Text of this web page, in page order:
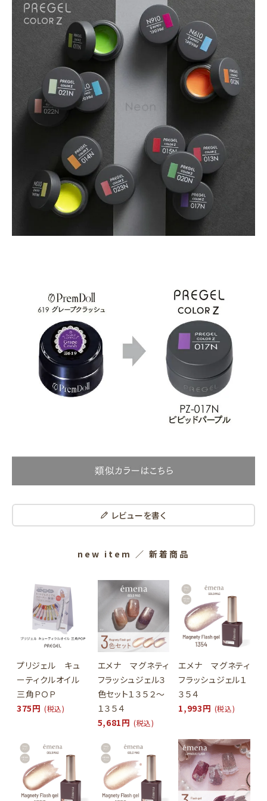
レビューを書く
new item ／ 新着商品
プリジェル キュ
ーティクルオイル
三角ＰＯＰ
375円 (税込)
エメナ マグネティ
フラッシュジェル３
色セット１３５２～
１３５４
5,681円 (税込)
エメナ マグネティ
フラッシュジェル１
３５４
1,993円 (税込)